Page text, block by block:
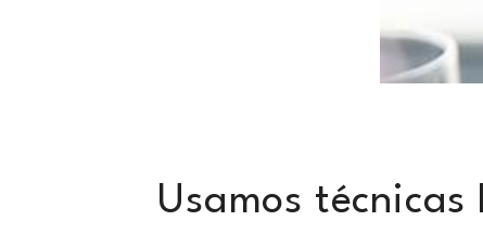
Usamos